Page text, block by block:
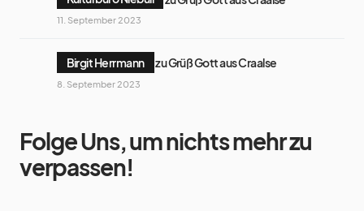
11. September 2023
Birgit Herrmann zuGrüß Gott aus Craalse
8. September 2023
Folge Uns, um nichts mehr zu
verpassen!